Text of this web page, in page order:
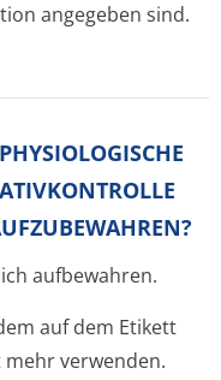
angegeben sind.
aufbewahren.
auf dem Etikett
verwenden.